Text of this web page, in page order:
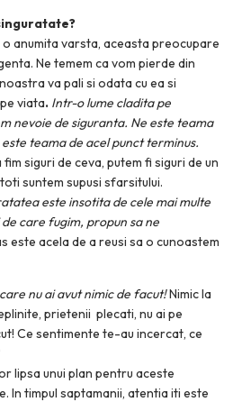
anumita varsta, aceasta preocupare
Ne temem ca vom pierde din
va pali si odata cu ea si
viata. Intr-o lume cladita pe
nevoie de siguranta. Ne este teama
teama de acel punct terminus.
siguri de ceva, putem fi siguri de un
suntem supusi sfarsitului.
este insotita de cele mai multe
care fugim, propun sa ne
este acela de a reusi sa o cunoastem
nu ai avut nimic de facut!Nimic la
prietenii plecati, nu ai pe
Ce sentimente te-au incercat, ce
lipsa unui plan pentru aceste
In timpul saptamanii, atentia iti este